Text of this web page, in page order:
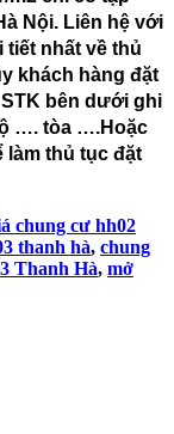
Nội. Liên hệ với
nhất về thủ
khách hàng đặt
bên dưới ghi
…. tòa ….Hoặc
làm thủ tục đặt
chung cư hh02
thanh hà, chung
Thanh Hà, mở